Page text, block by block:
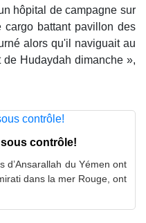
hôpital de campagne sur
cargo battant pavillon des
alors qu'il naviguait au
de Hudaydah dimanche »,
contrôle!
d’Ansarallah du Yémen ont
dans la mer Rouge, ont